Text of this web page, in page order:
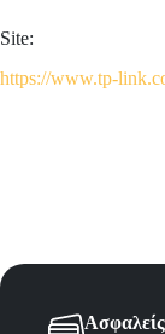
Site:
https://www.tp-